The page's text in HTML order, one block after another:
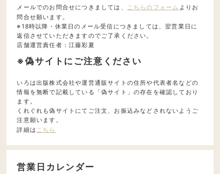
メールでのお問合せにつきましては、 こちらのフォーム よりお
問合せ願います。
※18時以降・休業日のメール受信につきましては、翌営業日に
返信させていただきますのでご了承ください。
店舗運営責任者：江藤彩夏
※偽サイトにご注意ください
いろは出版株式会社や運営通販サイトの住所や代表者名などの
情報を無断で記載している「偽サイト」の存在を確認しており
ます。
くれぐれも偽サイトにてご注文、お振込みなどされないようご
注意願います。
詳細は こちら
営業日カレンダー